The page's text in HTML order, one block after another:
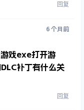
回复
6 个月前
戏exe打开游
补丁有什么关
回复